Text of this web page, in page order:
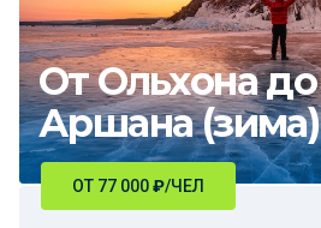
От Ольхона до
Аршана (зима)
ОТ 77 000₽/ЧЕЛ